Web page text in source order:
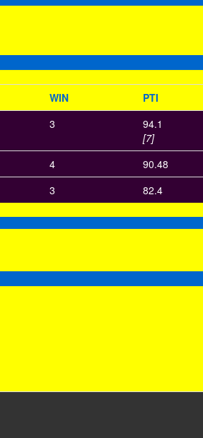
WIN PTI
3
94.1
[7]
4 90.48
3 82.4